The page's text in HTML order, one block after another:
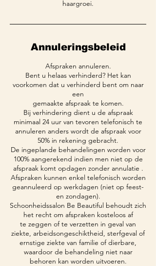
Annuleringsbeleid
Afspraken annuleren.
Bent u helaas verhinderd? Het kan
voorkomen dat u verhinderd bent om naar
een
gemaakte afspraak te komen.
Bij verhindering dient u de afspraak
minimaal 24 uur van tevoren telefonisch te
annuleren anders wordt de afspraak voor
50% in rekening gebracht.
De ingeplande behandelingen worden voor
100% aangerekend indien men niet op de
afspraak komt opdagen zonder annulatie .
Afspraken kunnen enkel telefonisch worden
geannuleerd op werkdagen (niet op feest-
en zondagen).
Schoonheidssalon Be Beautiful behoudt zich
het recht om afspraken kosteloos af
te zeggen of te verzetten in geval van
ziekte, arbeidsongeschiktheid, sterfgeval of
ernstige ziekte van familie of dierbare,
waardoor de behandeling niet naar
behoren kan worden uitvoeren.